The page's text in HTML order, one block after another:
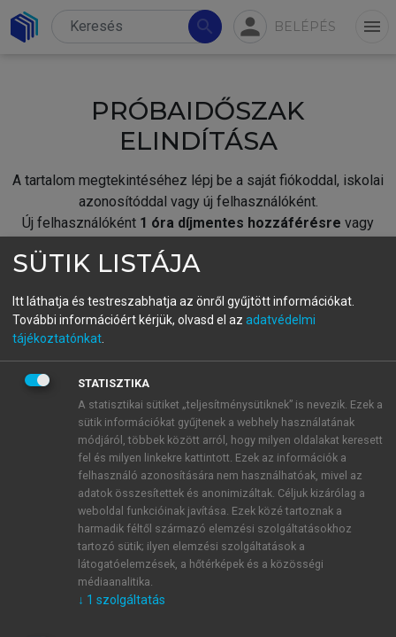
search person BELÉPÉS menu
PRÓBAIDŐSZAK
ELINDÍTÁSA
A tartalom megtekintéséhez lépj be a saját fiókoddal, iskolai
azonosítóddal vagy új felhasználóként.
Új felhasználóként 1 óra díjmentes hozzáférésre vagy
fiókoddal,vagy hozz létre új fiókot.
A regisztráció után apróbaidőszakautomatikusan
BELÉPÉS SAJÁT FIÓKKAL
ÚJ FIÓK LÉTREHOZÁSA
1 óra díjmentes hozzáférés
E-MAIL-CÍM
SÜTIK LISTÁJA
Itt láthatja és testreszabhatja az önről gyűjtött információkat.
További információért kérjük, olvasd el az adatvédelmi
tájékoztatónkat
STATISZTIKA
A statisztikai sütiket „teljesítménysütiknek” is nevezik. Ezek a
sütik információkat gyűjtenek a webhely használatának
módjáról, többek között arról, hogy milyen oldalakat keresett
fel és milyen linkekre kattintott. Ezek az információk a
felhasználó azonosítására nem használhatóak, mivel az
adatok összesítettek és anonimizáltak. Céljuk kizárólag a
weboldal funkcióinak javítása. Ezek közé tartoznak a
harmadik féltől származó elemzési szolgáltatásokhoz
tartozó sütik; ilyen elemzési szolgáltatások a
látogatóelemzések, a hőtérképek és a közösségi
médiaanalitika.
↓ 1 szolgáltatás